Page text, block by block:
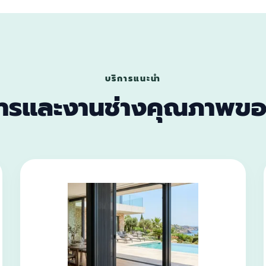
บริการแนะนำ
รและงานช่างคุณภาพขอ